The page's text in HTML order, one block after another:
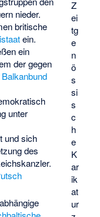
Z
ei
tg
e
n
ö
s
si
s
c
h
e
K
ar
ik
at
ur
nieder.
britische
ein.
ein
der gegen
Balkanbund
unter
und sich
des